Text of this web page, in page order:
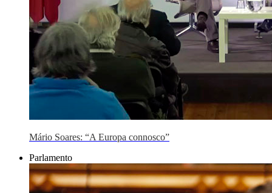
Mário Soares: “A Europa connosco”
Parlamento